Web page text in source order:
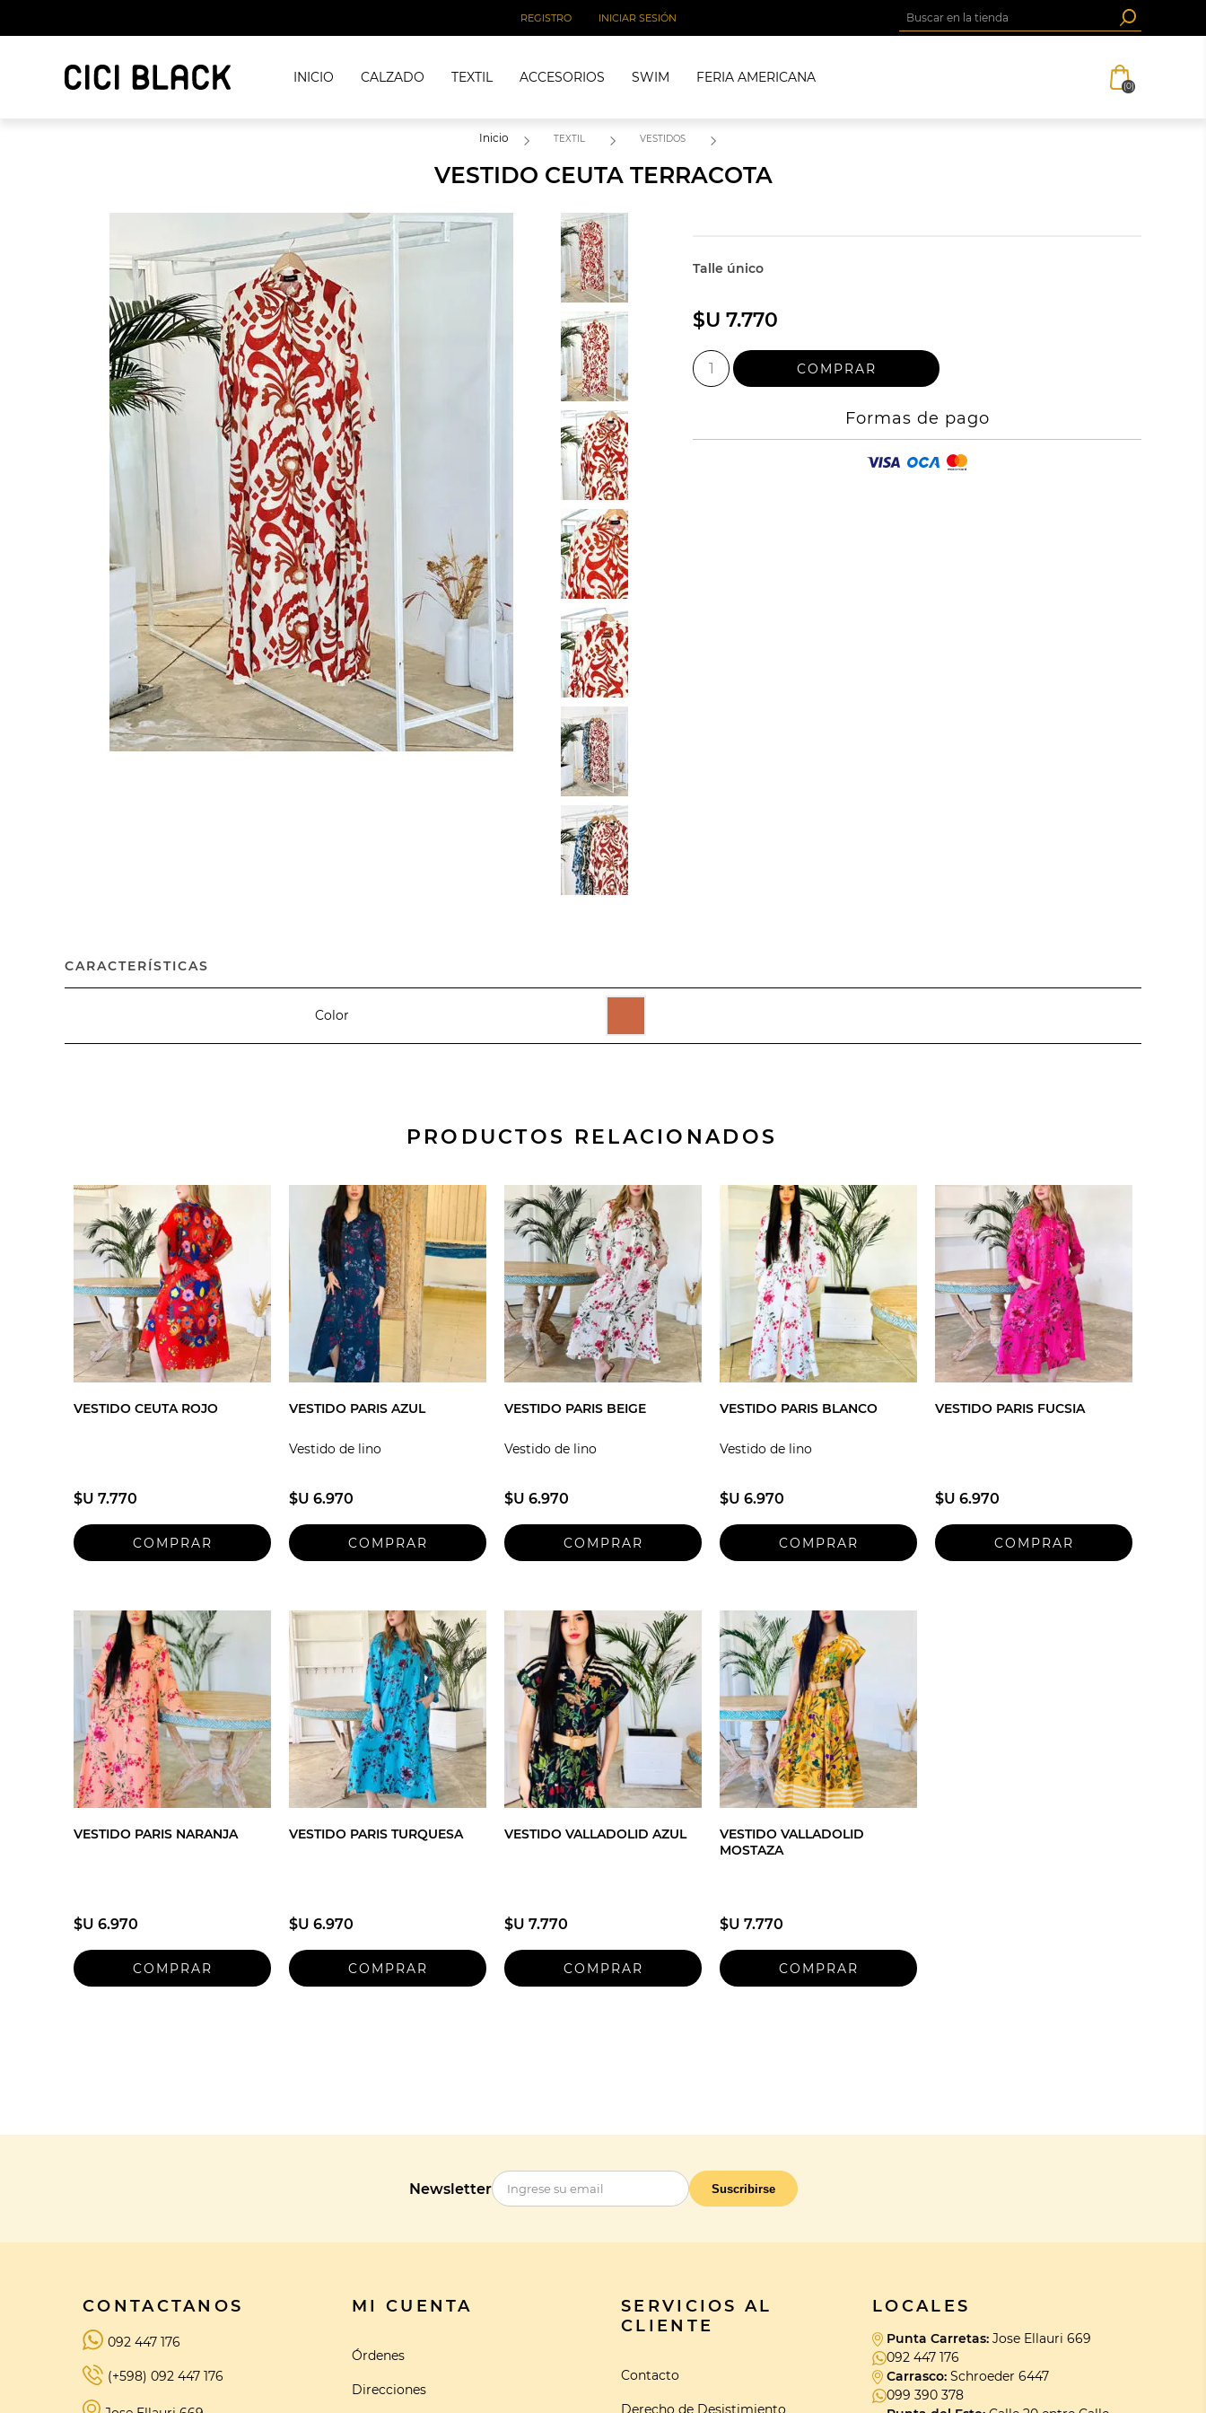
REGISTRO INICIAR SESIÓN
INICIO CALZADO TEXTIL ACCESORIOS SWIM FERIA AMERICANA
(0)
Inicio TEXTIL VESTIDOS
VESTIDO CEUTA TERRACOTA
Talle único
$U 7.770
Formas de pago
CARACTERÍSTICAS
Color
PRODUCTOS RELACIONADOS
VESTIDO CEUTA ROJO
$U 7.770
VESTIDO PARIS AZUL
Vestido de lino
$U 6.970
VESTIDO PARIS BEIGE
Vestido de lino
$U 6.970
VESTIDO PARIS BLANCO
Vestido de lino
$U 6.970
VESTIDO PARIS FUCSIA
$U 6.970
VESTIDO PARIS NARANJA
$U 6.970
VESTIDO PARIS TURQUESA
$U 6.970
VESTIDO VALLADOLID AZUL
$U 7.770
VESTIDO VALLADOLID
MOSTAZA
$U 7.770
Newsletter Suscribirse
CONTACTANOS
092 447 176
(+598) 092 447 176
MI CUENTA
Órdenes
Direcciones
SERVICIOS AL
CLIENTE
Contacto
Derecho de Desistimiento
LOCALES
Punta Carretas: Jose Ellauri 669
092 447 176
Carrasco: Schroeder 6447
099 390 378